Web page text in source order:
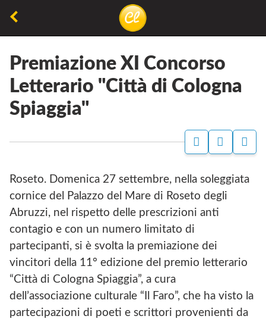
precedente
Concorsiletterari.net
La
lettura
non
permette
ma
respirare
Premiazione XI Concorso
Letterario "Città di Cologna
Spiaggia"
A
I
N
A
F
E
O
D
I
I
O
W
S
I
A
O
Roseto. Domenica 27 settembre, nella soleggiata
cornice del Palazzo del Mare di Roseto degli
Abruzzi, nel rispetto delle prescrizioni anti
contagio e con un numero limitato di
partecipanti, si è svolta la premiazione dei
vincitori della 11° edizione del premio letterario
“Città di Cologna Spiaggia”, a cura
dell’associazione culturale “Il Faro”, che ha visto la
partecipazioni di poeti e scrittori provenienti da